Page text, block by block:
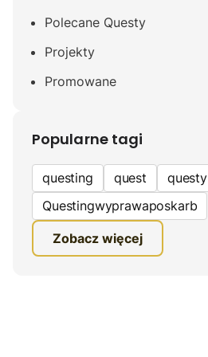
Polecane Questy
Projekty
Promowane
Popularne tagi
questing quest questy
Questingwyprawaposkarb
edukacyjna gra terenowa
fundacja questingu
Zobacz więcej